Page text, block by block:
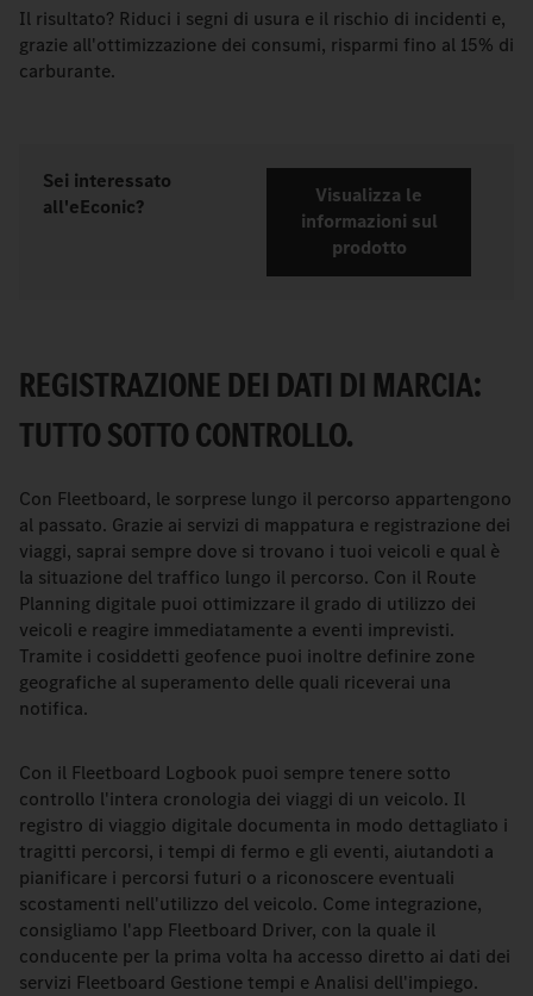
Il risultato? Riduci i segni di usura e il rischio di incidenti e,
grazie all'ottimizzazione dei consumi, risparmi fino al 15% di
carburante.
Sei interessato
all'eEconic?
Visualizza le
informazioni sul
prodotto
REGISTRAZIONE DEI DATI DI MARCIA:
TUTTO SOTTO CONTROLLO.
Con Fleetboard, le sorprese lungo il percorso appartengono
al passato. Grazie ai servizi di mappatura e registrazione dei
viaggi, saprai sempre dove si trovano i tuoi veicoli e qual è
la situazione del traffico lungo il percorso. Con il Route
Planning digitale puoi ottimizzare il grado di utilizzo dei
veicoli e reagire immediatamente a eventi imprevisti.
Tramite i cosiddetti geofence puoi inoltre definire zone
geografiche al superamento delle quali riceverai una
notifica.
Con il Fleetboard Logbook puoi sempre tenere sotto
controllo l'intera cronologia dei viaggi di un veicolo. Il
registro di viaggio digitale documenta in modo dettagliato i
tragitti percorsi, i tempi di fermo e gli eventi, aiutandoti a
pianificare i percorsi futuri o a riconoscere eventuali
scostamenti nell'utilizzo del veicolo. Come integrazione,
consigliamo l'app Fleetboard Driver, con la quale il
conducente per la prima volta ha accesso diretto ai dati dei
servizi Fleetboard Gestione tempi e Analisi dell'impiego.